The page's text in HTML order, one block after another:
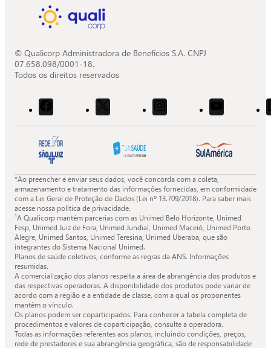
© Qualicorp Administradora de Benefícios S.A. CNPJ
07.658.098/0001-18.
Todos os direitos reservados
Acessar
o
Facebook
da
Quali.
Acessar
o
X
Quali.
Acessar
o
Instagram
Acessar
o
Youtube
Quali.
*Ao preencher e enviar seus dados, você concorda com a coleta,
armazenamento e tratamento das informações fornecidas, em conformidade
com a Lei Geral de Proteção de Dados (Lei nº 13.709/2018). Para saber mais
acesse nossa política de privacidade.
¹A Qualicorp mantém parcerias com as Unimed Belo Horizonte, Unimed
Fesp, Unimed Juiz de Fora, Unimed Jundiaí, Unimed Maceió, Unimed Porto
Alegre, Unimed Santos, Unimed Teresina, Unimed Uberaba, que são
integrantes do Sistema Nacional Unimed.
Planos de saúde coletivos, conforme as regras da ANS. Informações
resumidas.
A comercialização dos planos respeita a área de abrangência dos produtos e
das respectivas operadoras. A disponibilidade dos produtos pode variar de
acordo com a região e a entidade de classe, com a qual os proponentes
mantêm o vínculo.
Os planos podem ser coparticipados. Para conhecer a tabela completa de
procedimentos e valores de coparticipação, consulte a operadora.
Todas as informações referentes aos planos, incluindo condições, preços,
rede de prestadores e sua abrangência geográfica, são de responsabilidade